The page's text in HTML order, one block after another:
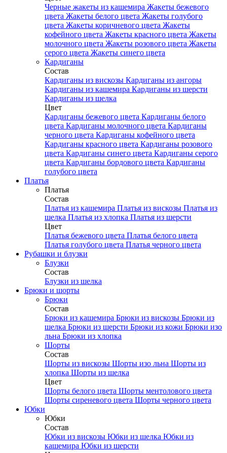
Черные жакеты из кашемира Жакеты бежевого
цвета Жакеты белого цвета Жакеты голубого
цвета Жакеты коричневого цвета Жакеты
кофейного цвета Жакеты красного цвета Жакеты
молочного цвета Жакеты розового цвета Жакеты
серого цвета Жакеты синего цвета
Кардиганы
Состав
Кардиганы из вискозы Кардиганы из ангоры
Кардиганы из кашемира Кардиганы из шерсти
Кардиганы из шелка
Цвет
Кардиганы бежевого цвета Кардиганы белого
цвета Кардиганы молочного цвета Кардиганы
черного цвета Кардиганы кофейного цвета
Кардиганы красного цвета Кардиганы розового
цвета Кардиганы синего цвета Кардиганы серого
цвета Кардиганы бордового цвета Кардиганы
голубого цвета
Платья
Платья
Состав
Платья из кашемира Платья из вискозы Платья из
шелка Платья из хлопка Платья из шерсти
Цвет
Платья бежевого цвета Платья белого цвета
Платья голубого цвета Платья черного цвета
Рубашки и блузки
Блузки
Состав
Блузки из шелка
Брюки и шорты
Брюки
Состав
Брюки из кашемира Брюки из вискозы Брюки из
шелка Брюки из шерсти Брюки из кожи Брюки изо
льна Брюки из хлопка
Шорты
Состав
Шорты из вискозы Шорты изо льна Шорты из
хлопка Шорты из шелка
Цвет
Шорты белого цвета Шорты ментолового цвета
Шорты сиреневого цвета Шорты черного цвета
Юбки
Юбки
Состав
Юбки из вискозы Юбки из шелка Юбки из
кашемира Юбки из шерсти